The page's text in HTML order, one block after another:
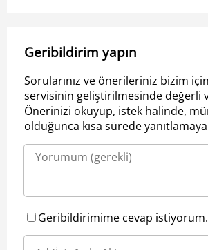
Geribildirim yapın
Sorularınız ve önerileriniz bizim
servisinin geliştirilmesinde değerli
Önerinizi okuyup, istek halinde,
olduğunca kısa sürede yanıtlamaya
Geribildirimime cevap istiyorum.